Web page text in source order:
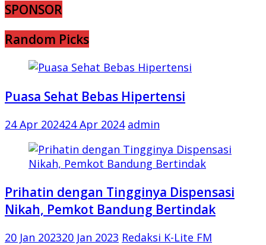
SPONSOR
Random Picks
Puasa Sehat Bebas Hipertensi
24 Apr 202424 Apr 2024 admin
Prihatin dengan Tingginya Dispensasi
Nikah, Pemkot Bandung Bertindak
20 Jan 202320 Jan 2023 Redaksi K-Lite FM